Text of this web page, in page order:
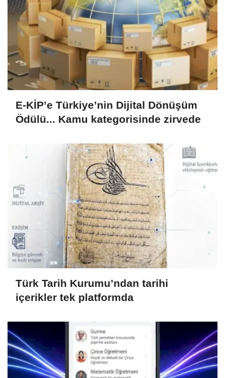
E-KİP’e Türkiye’nin Dijital Dönüşüm
Ödülü... Kamu kategorisinde zirvede
Türk Tarih Kurumu’ndan tarihi
içerikler tek platformda